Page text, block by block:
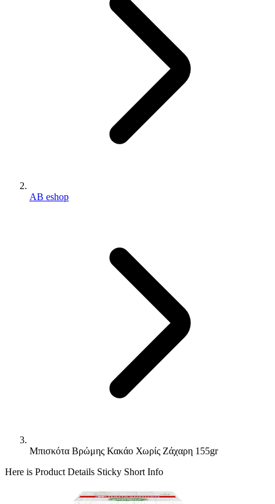
AB eshop
Μπισκότα Βρώμης Κακάο Χωρίς Ζάχαρη 155gr
Here is Product Details Sticky Short Info